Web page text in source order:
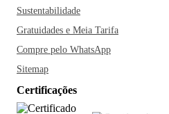
Sustentabilidade
Gratuidades e Meia Tarifa
Compre pelo WhatsApp
Sitemap
Certificações